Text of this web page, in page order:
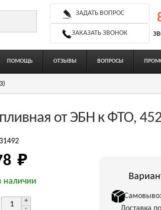
ЗАДАТЬ ВОПРОС
ЗАКАЗАТЬ ЗВОНОК
ПОМОЩЬ ОТЗЫВЫ ВОПРОСЫ
от ЭБН к ФТО,
₽
наличии